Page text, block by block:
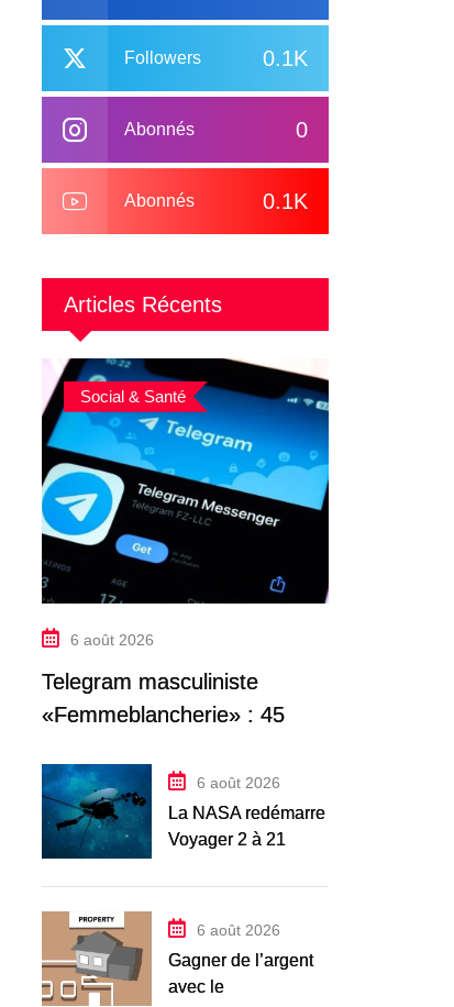
0.1K
Followers
0
Abonnés
0.1K
Abonnés
Articles Récents
Social & Santé
6 août 2026
Telegram masculiniste
«Femmeblancherie» : 45
enquête sur la haine en ligne
6 août 2026
La NASA redémarre
Voyager 2 à 21
kilomètres grâce à
la manœuvre « Big
6 août 2026
Gagner de l’argent
avec le